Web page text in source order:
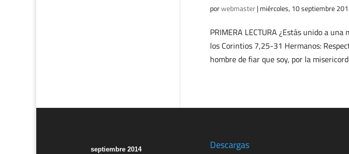
porwebmaster|miércoles, 10 septiembre
PRIMERA LECTURA ¿Estás unido a
los Corintios 7,25-31 Hermanos:
hombre de fiar que soy, por la
septiembre 2014 Descargas